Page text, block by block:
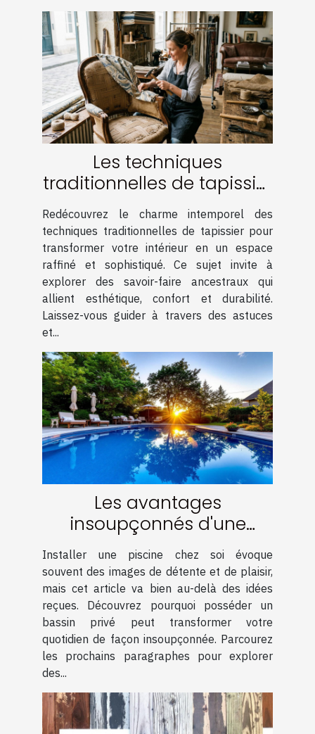
Les techniques
traditionnelles de tapissier
pour un intérieur élégant
Redécouvrez le charme intemporel des
techniques traditionnelles de tapissier pour
transformer votre intérieur en un espace
raffiné et sophistiqué. Ce sujet invite à
explorer des savoir-faire ancestraux qui
allient esthétique, confort et durabilité.
Laissez-vous guider à travers des astuces
et...
Les avantages
insoupçonnés d'une
piscine chez soi
Installer une piscine chez soi évoque
souvent des images de détente et de plaisir,
mais cet article va bien au-delà des idées
reçues. Découvrez pourquoi posséder un
bassin privé peut transformer votre
quotidien de façon insoupçonnée. Parcourez
les prochains paragraphes pour explorer
des...